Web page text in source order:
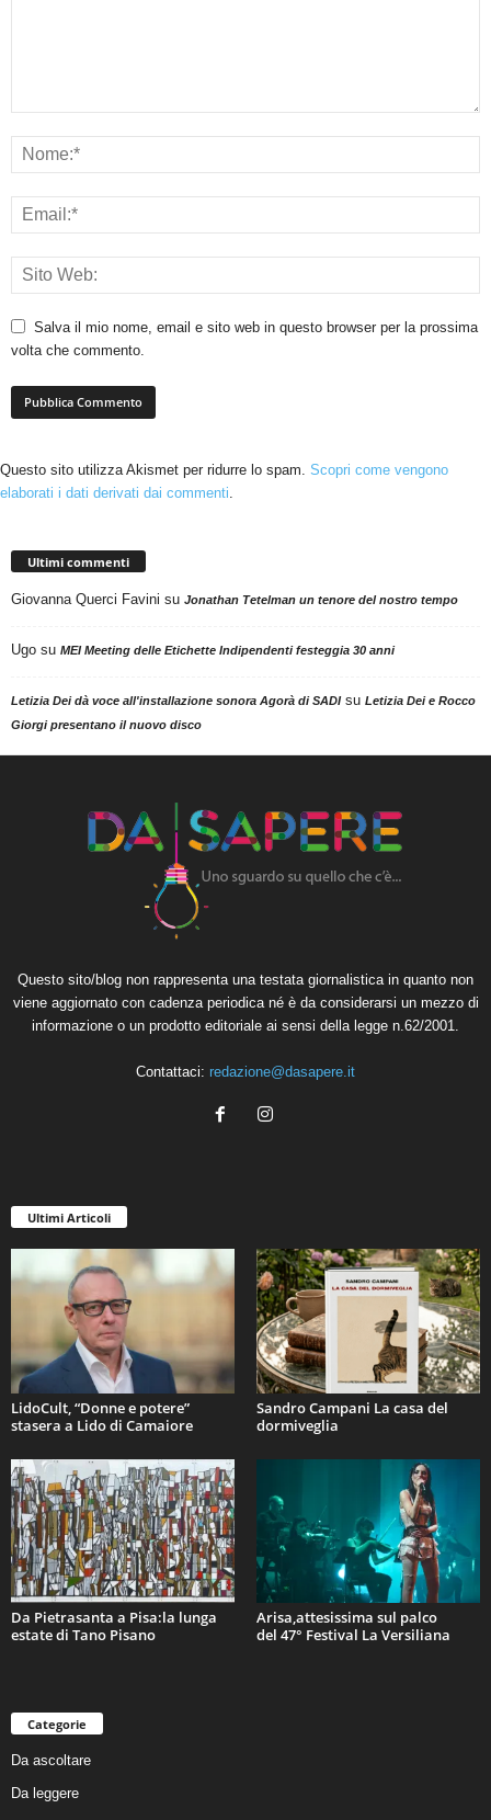
Salva il mio nome, email e sito web in questo browser per la prossima
volta che commento.
Questo sito utilizza Akismet per ridurre lo spam. Scopri come vengono
elaborati i dati derivati dai commenti
Ultimi commenti
Giovanna Querci Favini su Jonathan Tetelman un tenore del nostro tempo
Ugo su MEI Meeting delle Etichette Indipendenti festeggia 30 anni
Letizia Dei dà voce all'installazione sonora Agorà di SADIsu Letizia Dei e Rocco
Giorgi presentano il nuovo disco
Questo sito/blog non rappresenta una testata giornalistica in quanto non
viene aggiornato con cadenza periodica né è da considerarsi un mezzo di
informazione o un prodotto editoriale ai sensi della legge n.62/2001.
Contattaci: redazione@dasapere.it
Ultimi Articoli
LidoCult, “Donne e potere”
stasera a Lido di Camaiore
Sandro Campani La casa del
dormiveglia
Da Pietrasanta a Pisa:la lunga
estate di Tano Pisano
Arisa,attesissima sul palco
del 47° Festival La Versiliana
Categorie
Da ascoltare
Da leggere